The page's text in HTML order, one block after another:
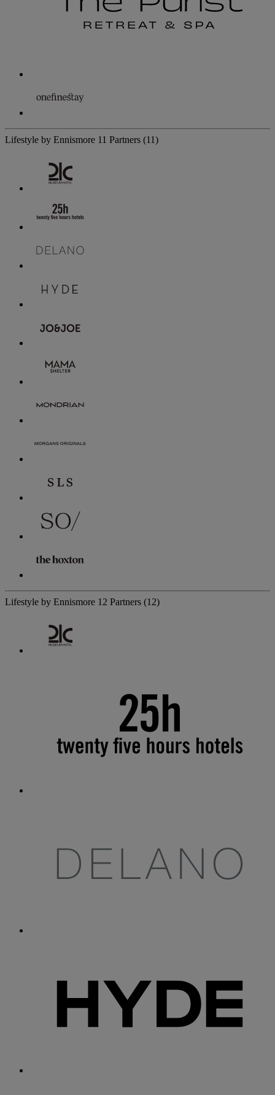
Lifestyle by Ennismore 11 Partners (11)
Lifestyle by Ennismore 12 Partners (12)